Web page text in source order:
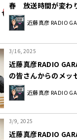
春 放送時間が変わ
近藤真彦 RADIO
3/16, 2025
近藤真彦RADIO
の皆さんからのメッ
近藤真彦 RADIO
3/9, 2025
近藤真彦RADIO